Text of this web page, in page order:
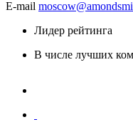
E-mail
Лидер рейтинга
В числе лучших